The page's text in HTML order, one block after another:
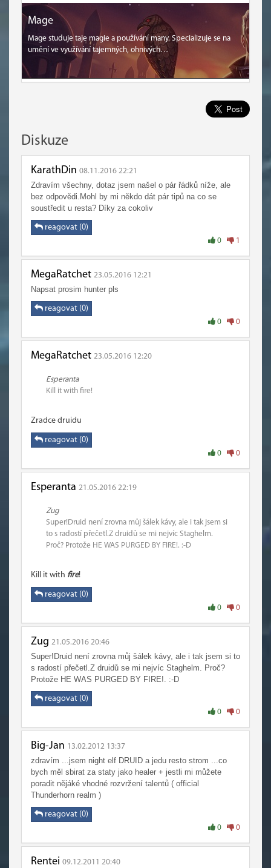
Mage
Mage studuje taje magie a používání many. Specializuje se na
umění ve využívání tajemných, ohnivých…
Diskuze
KarathDin 08.11.2016 22:21
Zdravím všechny, dotaz jsem našel o pár řádků níže, ale
bez odpovědi.Mohl by mi někdo dát pár tipů na co se
soustředit u resta? Díky za cokoliv
reagovat (0)
0 1
MegaRatchet 23.05.2016 12:21
Napsat prosim hunter pls
reagovat (0)
0 0
MegaRatchet 23.05.2016 12:20
Esperanta
Kill it with fire!
Zradce druidu
reagovat (0)
0 0
Esperanta 21.05.2016 22:19
Zug
Super!Druid není zrovna můj šálek kávy, ale i tak jsem si
to s radostí přečetl.Z druidů se mi nejvíc Staghelm.
Proč? Protože HE WAS PURGED BY FIRE!. :-D
Kill it with fire!
reagovat (0)
0 0
Zug 21.05.2016 20:46
Super!Druid není zrovna můj šálek kávy, ale i tak jsem si to
s radostí přečetl.Z druidů se mi nejvíc Staghelm. Proč?
Protože HE WAS PURGED BY FIRE!. :-D
reagovat (0)
0 0
Big-Jan 13.02.2012 13:37
zdravím ...jsem night elf DRUID a jedu resto strom ...co
bych měl sbirat za staty jako healer + jestli mi můžete
poradit nějáké vhodné rozvržení talentů ( official
Thunderhorn realm )
reagovat (0)
0 0
Rentei 09.12.2011 20:40